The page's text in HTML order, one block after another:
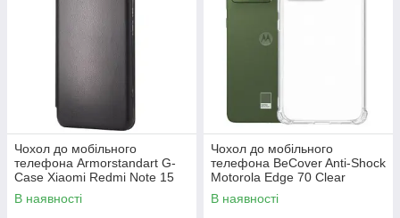
Чохол до мобільного
телефона Armorstandart G-
Case Xiaomi Redmi Note 15
4G Black (ARM89695)
В наявності
Чохол до мобільного
телефона BeCover Anti-Shock
Motorola Edge 70 Clear
(715069)
В наявності